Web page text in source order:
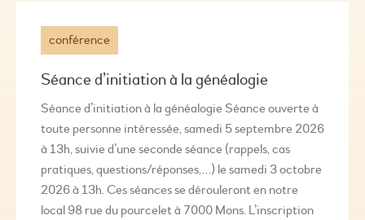
conférence
Séance d’initiation à la généalogie
Séance d’initiation à la généalogie Séance ouverte à
toute personne intéressée, samedi 5 septembre 2026
à 13h, suivie d’une seconde séance (rappels, cas
pratiques, questions/réponses,…) le samedi 3 octobre
2026 à 13h. Ces séances se dérouleront en notre
local 98 rue du pourcelet à 7000 Mons. L’inscription